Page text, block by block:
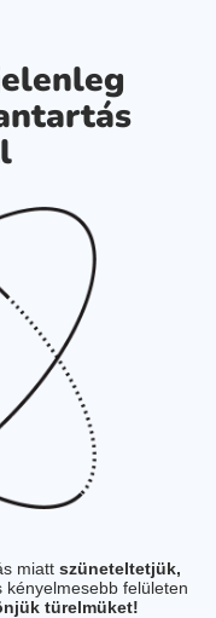
miatt szüneteltetjük,
felületen
türelmüket!